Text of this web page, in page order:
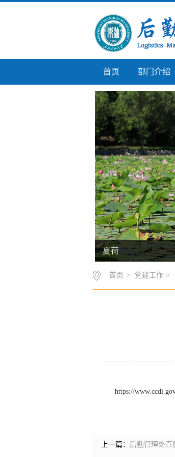
首页 部门介绍
夏荷
首页 > 党建工作 >
https://
上一篇： 后勤管理处直